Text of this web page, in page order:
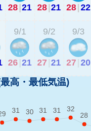
28|21 28|21 28|22
9/1
26 21
9/2
27 21
9/3
27 20
高・最低気温)